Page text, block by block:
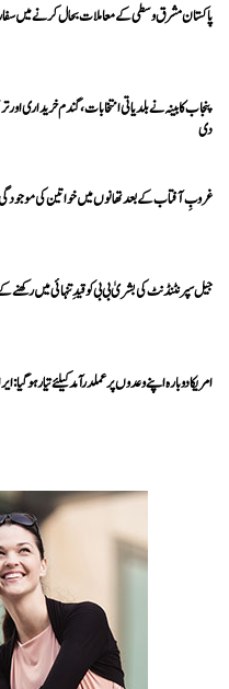
پاکستان مشرق وسطی کے معاملات بحال کرنے میں
پنجاب کابینہ نے بلدیاتی انتخابات، گندم خریداری
دی
غروبِ آفتاب کے بعد تھانوں میں خواتین کی موجودگی
جیل سپرنٹنڈنٹ کی بشریٰ بی بی کو قیدِ تنہائی میں رکھنے
امریکا دوبارہ اپنے وعدوں پر عملدرآمد کیلئے تیار ہو گیا: